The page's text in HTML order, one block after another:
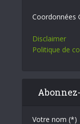
Coordonnées
Disclaimer
Politique de
Votre nom (*)